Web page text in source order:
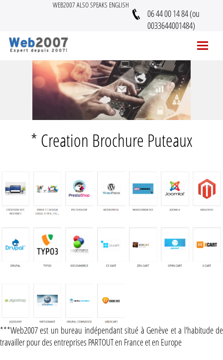
WEB2007 ALSO SPEAKS ENGLISH
06 44 00 14 84 (ou
0033644001484)
* Creation Brochure Puteaux
***Web2007 est un bureau indépendant situé à Genève et a l'habitude de
travailler pour des entreprises PARTOUT en France et en Europe